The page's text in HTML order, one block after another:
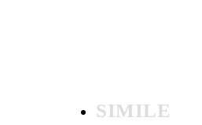
SIMILE